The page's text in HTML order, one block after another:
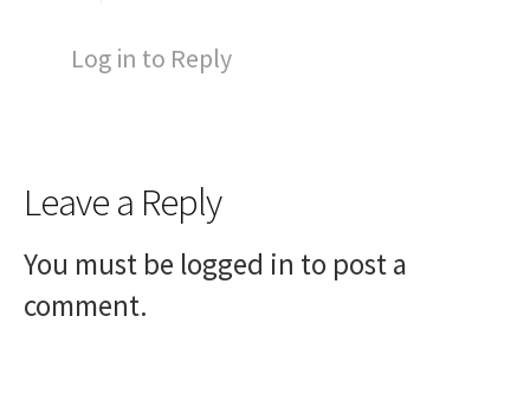
Log in to Reply
Leave a Reply
You must be logged in to post a
comment.